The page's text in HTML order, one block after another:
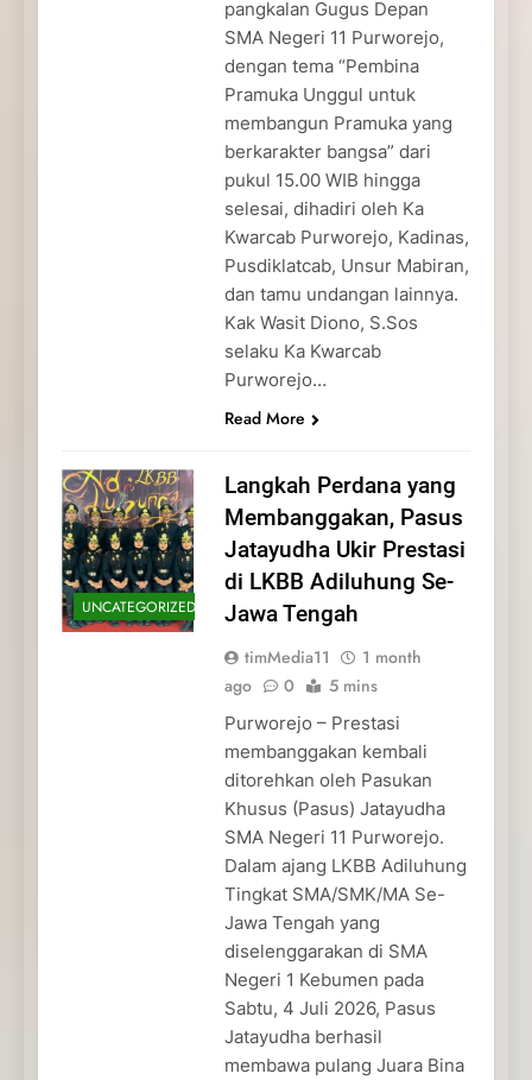
pangkalan Gugus Depan
SMA Negeri 11 Purworejo,
dengan tema “Pembina
Pramuka Unggul untuk
membangun Pramuka yang
berkarakter bangsa” dari
pukul 15.00 WIB hingga
selesai, dihadiri oleh Ka
Kwarcab Purworejo, Kadinas,
Pusdiklatcab, Unsur Mabiran,
dan tamu undangan lainnya.
Kak Wasit Diono, S.Sos
selaku Ka Kwarcab
Purworejo…
Read More
UNCATEGORIZED
Langkah Perdana yang
Membanggakan, Pasus
Jatayudha Ukir Prestasi
di LKBB Adiluhung Se-
Jawa Tengah
timMedia11
1 month
ago
0 5 mins
Purworejo – Prestasi
membanggakan kembali
ditorehkan oleh Pasukan
Khusus (Pasus) Jatayudha
SMA Negeri 11 Purworejo.
Dalam ajang LKBB Adiluhung
Tingkat SMA/SMK/MA Se-
Jawa Tengah yang
diselenggarakan di SMA
Negeri 1 Kebumen pada
Sabtu, 4 Juli 2026, Pasus
Jatayudha berhasil
membawa pulang Juara Bina